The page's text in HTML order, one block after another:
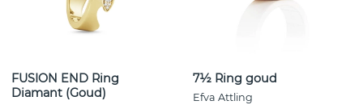
FUSION END Ring
Diamant (Goud)
7½ Ring goud
Efva Attling